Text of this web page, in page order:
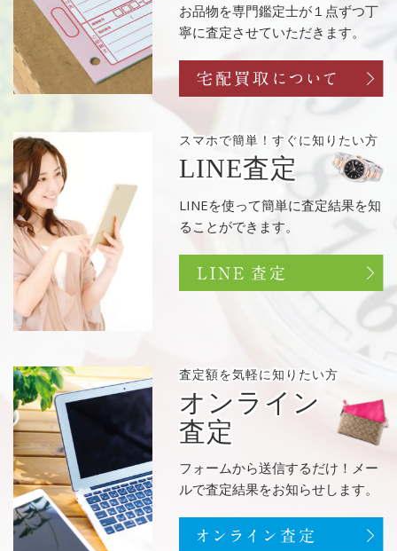
お品物を専門鑑定士が１点ずつ丁
寧に査定させていただきます。
スマホで簡単！ すぐに知りたい方
LINE査定
LINEを使って簡単に査定結果を知
ることができます。
査定額を気軽に知りたい方
オンライン
査定
フォームから送信するだけ！メー
ルで査定結果をお知らせします。